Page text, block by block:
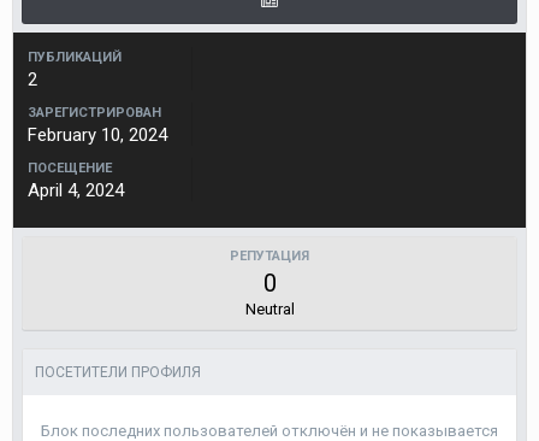
ПУБЛИКАЦИЙ
2
ЗАРЕГИСТРИРОВАН
February 10, 2024
ПОСЕЩЕНИЕ
April 4, 2024
РЕПУТАЦИЯ
0
Neutral
ПОСЕТИТЕЛИ ПРОФИЛЯ
Блок последних пользователей отключён и не показывается